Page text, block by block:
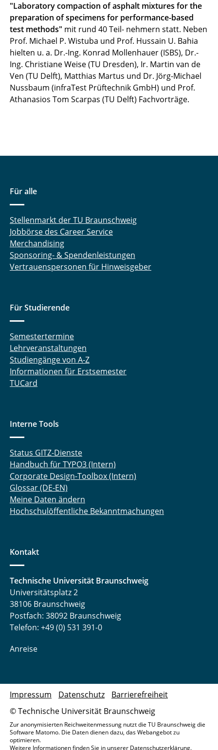
Straßenbau Aktuell 2010
Straßenbau Aktuell 2011
TU DAY 2011
Tag des offenen Labors 2011
Straßenbau Aktuell 2012
"Laboratory compaction of asphalt mixtures for the
preparation of specimens for performance-based
test methods" mit rund 40 Teil- nehmern statt. Neben
Prof. Michael P. Wistuba und Prof. Hussain U. Bahia
hielten u. a. Dr.-Ing. Konrad Mollenhauer (ISBS), Dr.-
Ing. Christiane Weise (TU Dresden), Ir. Martin van de
Ven (TU Delft), Matthias Martus und Dr. Jörg-Michael
Nussbaum (infraTest Prüftechnik GmbH) und Prof.
Athanasios Tom Scarpas (TU Delft) Fachvorträge.
Für alle
Stellenmarkt der TU Braunschweig
Jobbörse des Career Service
Merchandising
Sponsoring- & Spendenleistungen
Vertrauenspersonen für Hinweisgeber
Für Studierende
Semestertermine
Lehrveranstaltungen
Studiengänge von A-Z
Informationen für Erstsemester
TUCard
Interne Tools
Status GITZ-Dienste
Handbuch für TYPO3 (Intern)
Corporate Design-Toolbox (Intern)
Glossar (DE-EN)
Meine Daten ändern
Hochschulöffentliche Bekanntmachungen
Kontakt
Technische Universität Braunschweig
Universitätsplatz 2
38106 Braunschweig
Postfach: 38092 Braunschweig
Telefon: +49 (0) 531 391-0
Anreise
© Technische Universität Braunschweig
Impressum Datenschutz Barrierefreiheit
Zur anonymisierten Reichweitenmessung nutzt die TU Braunschweig die
Software Matomo. Die Daten dienen dazu, das Webangebot zu
optimieren.
Weitere Informationen finden Sie in unserer Datenschutzerklärung.